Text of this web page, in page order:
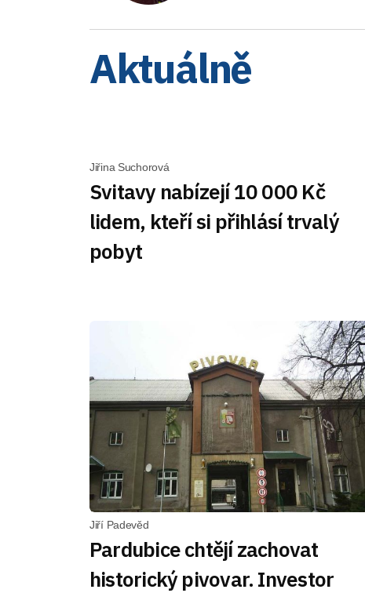
Aktuálně
Jiřina Suchorová
Svitavy nabízejí 10 000 Kč
lidem, kteří si přihlásí trvalý
pobyt
Jiří Padevěd
Pardubice chtějí zachovat
historický pivovar. Investor